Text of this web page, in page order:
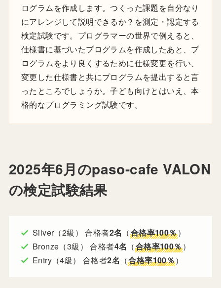
ログラムを作成します。つくった課題を自分なり
にアレンジして説明できるか？を測定・認定する
検定試験です。プログラマーの世界で例えると、
仕様書に基づいたプログラムを作成したあと、プ
ログラムをより良くするために仕様変更を行い、
変更した仕様書と共にプログラムを提出すると言
ったところでしょうか。子ども向けとはいえ、本
格的なプログラミング試験です。
2025年6月のpaso-cafe VALON
の検定試験結果
Silver（2級） 合格者2名 （合格率100％）
Bronze（3級） 合格者4名 （合格率100％）
Entry（4級） 合格者2名 （合格率100％）